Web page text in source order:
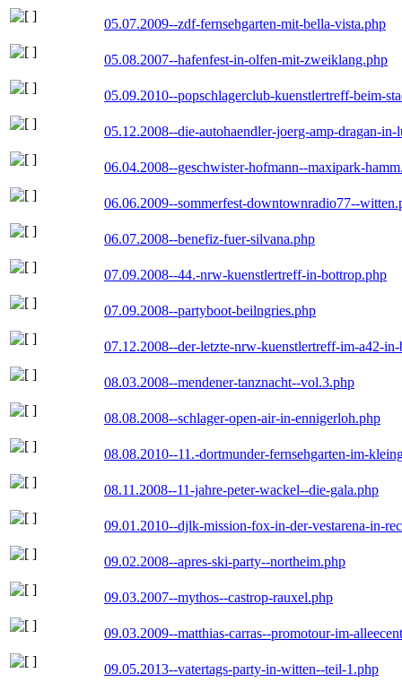
05.07.2009--zdf-fernsehgarten-mit-bella-vista.php
05.08.2007--hafenfest-in-olfen-mit-zweiklang.php
05.09.2010--popschlagerclub-kuenstlertreff-beim-
05.12.2008--die-autohaendler-joerg-amp-dragan-in-
06.04.2008--geschwister-hofmann--maxipark-
06.06.2009--sommerfest-downtownradio77--
06.07.2008--benefiz-fuer-silvana.php
07.09.2008--44.-nrw-kuenstlertreff-in-bottrop.php
07.09.2008--partyboot-beilngries.php
07.12.2008--der-letzte-nrw-kuenstlertreff-im-a42-
08.03.2008--mendener-tanznacht--vol.3.php
08.08.2008--schlager-open-air-in-ennigerloh.php
08.08.2010--11.-dortmunder-fernsehgarten-im-
08.11.2008--11-jahre-peter-wackel--die-gala.php
09.01.2010--djlk-mission-fox-in-der-vestarena-in-
09.02.2008--apres-ski-party--northeim.php
09.03.2007--mythos--castrop-rauxel.php
09.03.2009--matthias-carras--promotour-im-
09.05.2013--vatertags-party-in-witten--teil-1.php